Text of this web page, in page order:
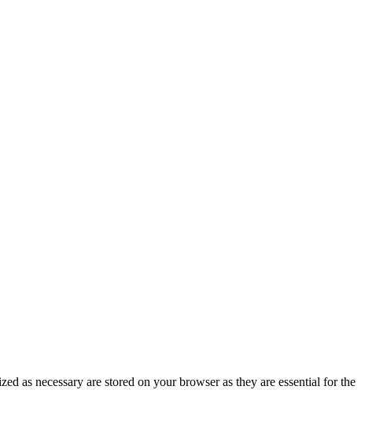
as necessary are stored on your browser as they are essential for the